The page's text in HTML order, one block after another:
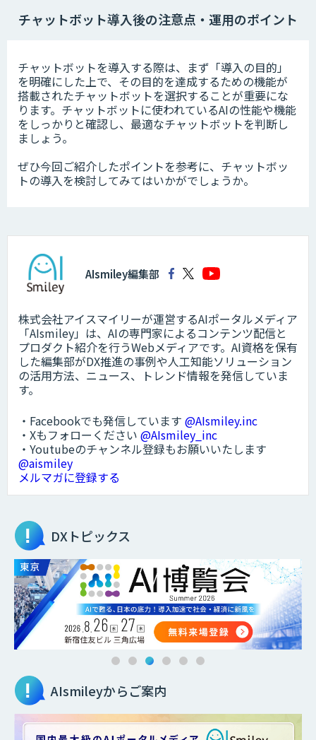
チャットボット導入後の注意点・運用のポイント
チャットボットを導入する際は、まず「導入の目的」
を明確にした上で、その目的を達成するための機能が
搭載されたチャットボットを選択することが重要にな
ります。チャットボットに使われているAIの性能や機能
をしっかりと確認し、最適なチャットボットを判断し
ましょう。
ぜひ今回ご紹介したポイントを参考に、チャットボッ
トの導入を検討してみてはいかがでしょうか。
AIsmiley編集部
株式会社アイスマイリーが運営するAIポータルメディア
「AIsmiley」は、AIの専門家によるコンテンツ配信と
プロダクト紹介を行うWebメディアです。AI資格を保有
した編集部がDX推進の事例や人工知能ソリューション
の活用方法、ニュース、トレンド情報を発信していま
す。
・Facebookでも発信しています @AIsmiley.inc
・Xもフォローください @AIsmiley_inc
・Youtubeのチャンネル登録もお願いいたします
@aismiley
メルマガに登録する
DXトピックス
AIsmileyからご案内